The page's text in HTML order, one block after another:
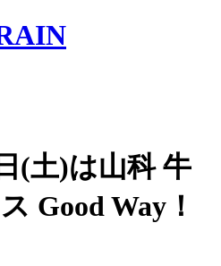
(土)は山科 牛
Good Way！